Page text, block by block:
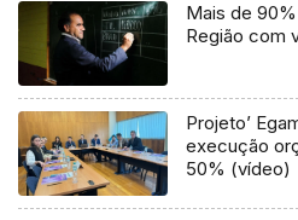
Mais de
Região com
Projeto’
execução
50% (vídeo)